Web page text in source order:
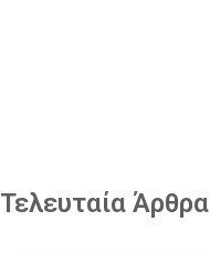
Τελευταία Άρθρα